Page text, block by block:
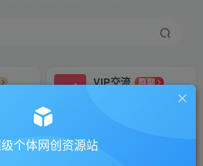
VIP交流
群聊
研究探讨更多创业项目路子。
接
招募站长
个体网创资源站